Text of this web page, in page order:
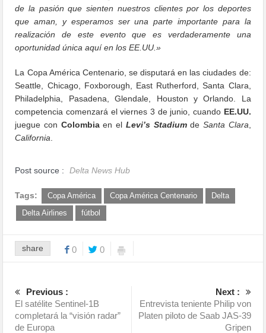
de la pasión que sienten nuestros clientes por los deportes
que aman, y esperamos ser una parte importante para la
realización de este evento que es verdaderamente una
oportunidad única aquí en los EE.UU.»
La Copa América Centenario, se disputará en las ciudades de:
Seattle, Chicago, Foxborough, East Rutherford, Santa Clara,
Philadelphia, Pasadena, Glendale, Houston y Orlando. La
competencia comenzará el viernes 3 de junio, cuando EE.UU.
juegue con Colombiaen el Levi’s Stadiumde Santa Clara
California
Post source : Delta News Hub
Tags: Copa América Copa América Centenario
Delta
Delta Airlines
fútbol
share 0 0
Previous :
El satélite Sentinel-1B
completará la “visión radar”
de Europa
Next :
Entrevista teniente Philip von
Platen piloto de Saab JAS-39
Gripen